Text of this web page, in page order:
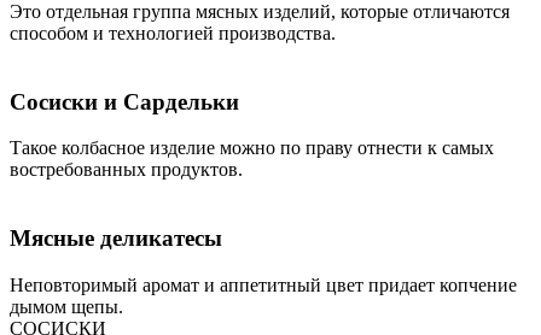
Это отдельная группа мясных изделий, которые отличаются
способом и технологией производства.
Сосиски и Сардельки
Такое колбасное изделие можно по праву отнести к самых
востребованных продуктов.
Мясные деликатесы
Неповторимый аромат и аппетитный цвет придает копчение
дымом щепы.
СОСИСКИ